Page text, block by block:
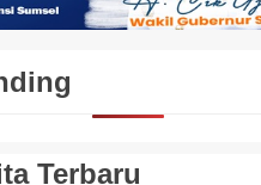
Terbaru